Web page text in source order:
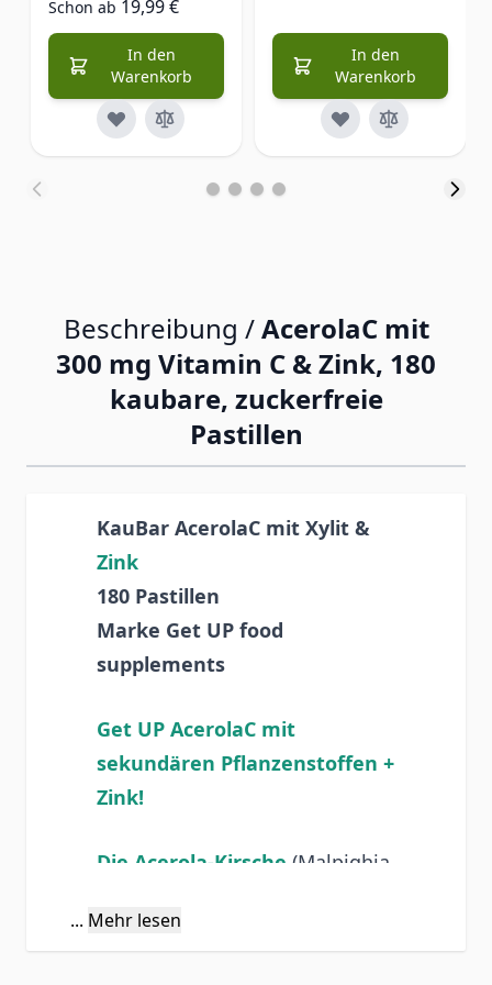
Schon ab 19,99 €
In den
Warenkorb
In den
Warenkorb
Beschreibung /AcerolaC mit
300 mg Vitamin C & Zink, 180
kaubare, zuckerfreie
Pastillen
KauBar AcerolaC mit Xylit &
Zink
180 Pastillen
Marke Get UP food
supplements
Get UP AcerolaC mit
sekundären Pflanzenstoffen +
Zink!
Die Acerola-Kirsche (Malpighia
und Südamerika.
... Mehr lesen